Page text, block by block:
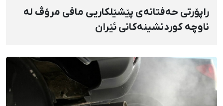
راپۆرتی حەفتانەی پێشێلکاریی مافی مرۆڤ لە
ناوچە کوردنشینەکانی ئێران